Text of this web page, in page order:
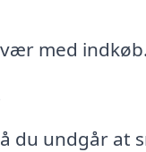
med indkøb.
du undgår at